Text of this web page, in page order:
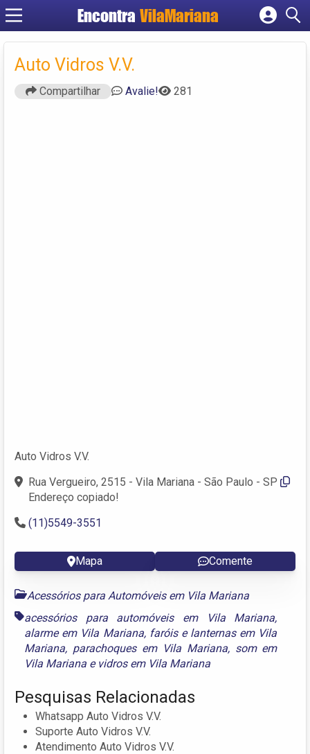
EncontraVilaMariana
Cadastrar empresa
Auto Vidros V.V.
Compartilhar Avalie! 281
Auto Vidros V.V.
Rua Vergueiro, 2515 - Vila Mariana - São Paulo - SP
Endereço copiado!
(11)5549-3551
Mapa Comente
Acessórios para Automóveis em Vila Mariana
acessórios para automóveis em Vila Mariana,
alarme em Vila Mariana, faróis e lanternas em Vila
Mariana, parachoques em Vila Mariana, som em
Vila Mariana e vidros em Vila Mariana
Pesquisas Relacionadas
Whatsapp Auto Vidros V.V.
Suporte Auto Vidros V.V.
Atendimento Auto Vidros V.V.